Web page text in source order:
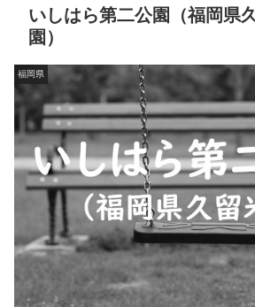
いしはら第二公園（福岡県
園）
福岡県